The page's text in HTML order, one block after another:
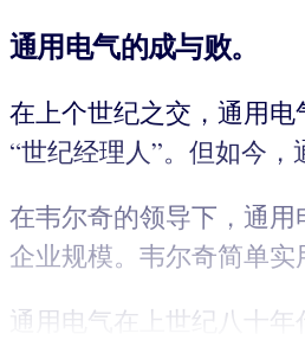
通用电气的成与败。
在上个世纪之交，通用电
“世纪经理人”。但如今，
在韦尔奇的领导下，通
企业规模。韦尔奇简单实
通用电气在上世纪八十年